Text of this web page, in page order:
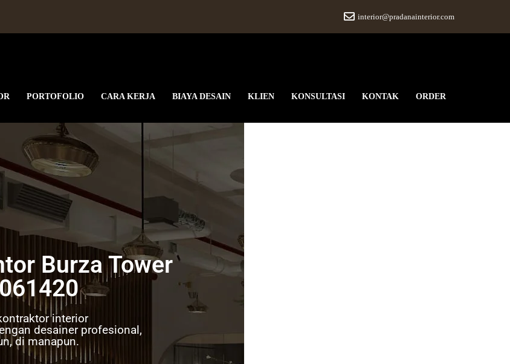
interior@pradanainterior.com
PORTOFOLIO CARA KERJA BIAYA DESAIN KLIEN KONSULTASI KONTAK ORDER
089636061420
Burza Tower
interior
desainer profesional,
di manapun.